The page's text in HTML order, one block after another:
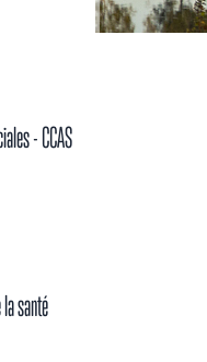
- CCAS
santé